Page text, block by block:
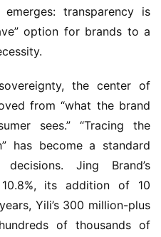
transparency is
option for brands to a
the center of
from “what the brand
sees.” “Tracing the
has become a standard
Jing Brand’s
its addition of 10
Yili’s 300 million-plus
of thousands of